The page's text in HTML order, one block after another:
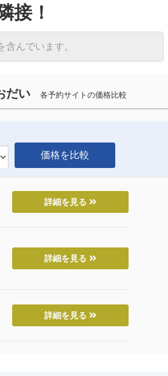
接！
んでいます。
だい各予約サイトの価格比較
詳細を見る
詳細を見る
詳細を見る